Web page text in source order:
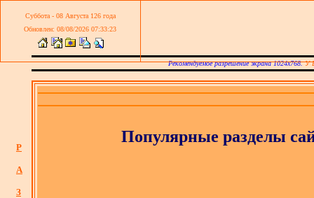
Суббота - 08 Августа 126 года
Обновлен: 08/08/2026 07:33:23
Р
А
З
Рекомендуемое разрешение экрана 1024х768. У
Популярные разделы